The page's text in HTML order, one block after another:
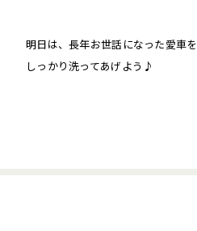
明日は、長年お世話になった愛車を
しっかり洗ってあげよう♪